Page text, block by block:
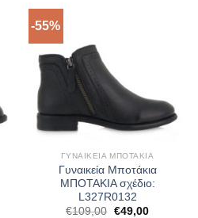
-55%
ΓΥΝΑΙΚΕΊΑ ΜΠΟΤΆΚΙΑ
Γυναικεία Μποτάκια
ΜΠΟΤΑΚΙΑ σχέδιο:
L327R0132
€109,00 Original
€49,00Η